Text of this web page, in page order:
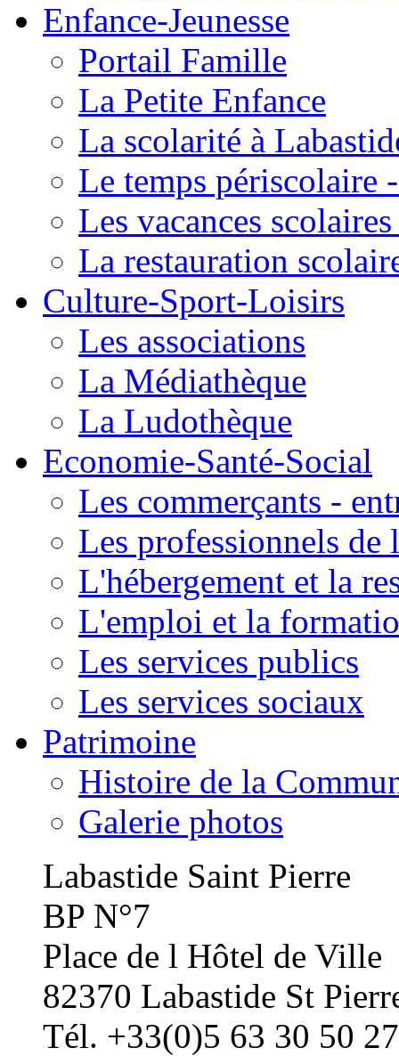
Enfance-Jeunesse
Portail Famille
La Petite Enfance
La scolarité à
Le temps périscolaire
Les vacances
La restauration
Culture-Sport-Loisirs
Les associations
La Médiathèque
La Ludothèque
Economie-Santé-Social
Les commerçants -
Les professionnels de
L'hébergement et la
L'emploi et la
Les services publics
Les services sociaux
Patrimoine
Histoire de la
Galerie photos
Labastide Saint Pierre
BP N°7
Place de l Hôtel de Ville
82370 Labastide St
Tél. +33(0)5 63 30 50 27